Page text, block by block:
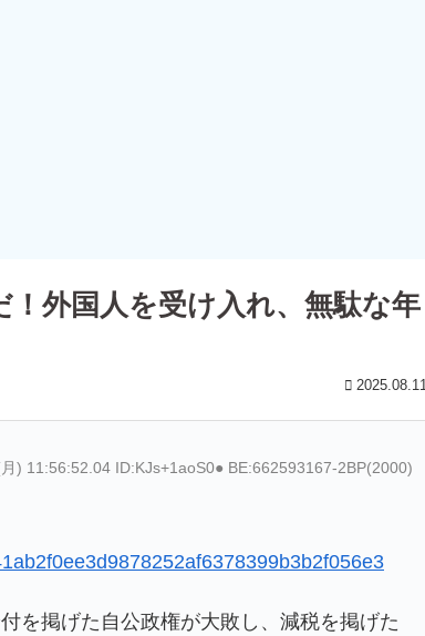
外国人を受け入れ、無駄な年
2025.08.11
) 11:56:52.04 ID:KJs+1aoS0● BE:662593167-2BP(2000)
掲げた自公政権が大敗し、減税を掲げた